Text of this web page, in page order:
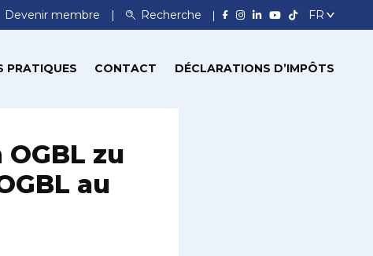
Devenir membre Recherche
PRATIQUES CONTACT DÉCLARATIONS D’IMPÔTS
zu
au